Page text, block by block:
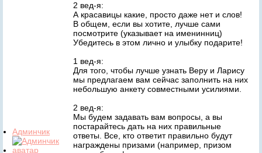
Админчик
2 вед-я:
А красавицы какие, просто даже нет и слов!
В общем, если вы хотите, лучше сами
посмотрите (указывает на именинниц)
Убедитесь в этом лично и улыбку подарите!
1 вед-я:
Для того, чтобы лучше узнать Веру и Ларису
мы предлагаем вам сейчас заполнить на них
небольшую анкету совместными усилиями.
2 вед-я:
Мы будем задавать вам вопросы, а вы
постарайтесь дать на них правильные
ответы. Все, кто ответит правильно будут
награждены призами (например, призом